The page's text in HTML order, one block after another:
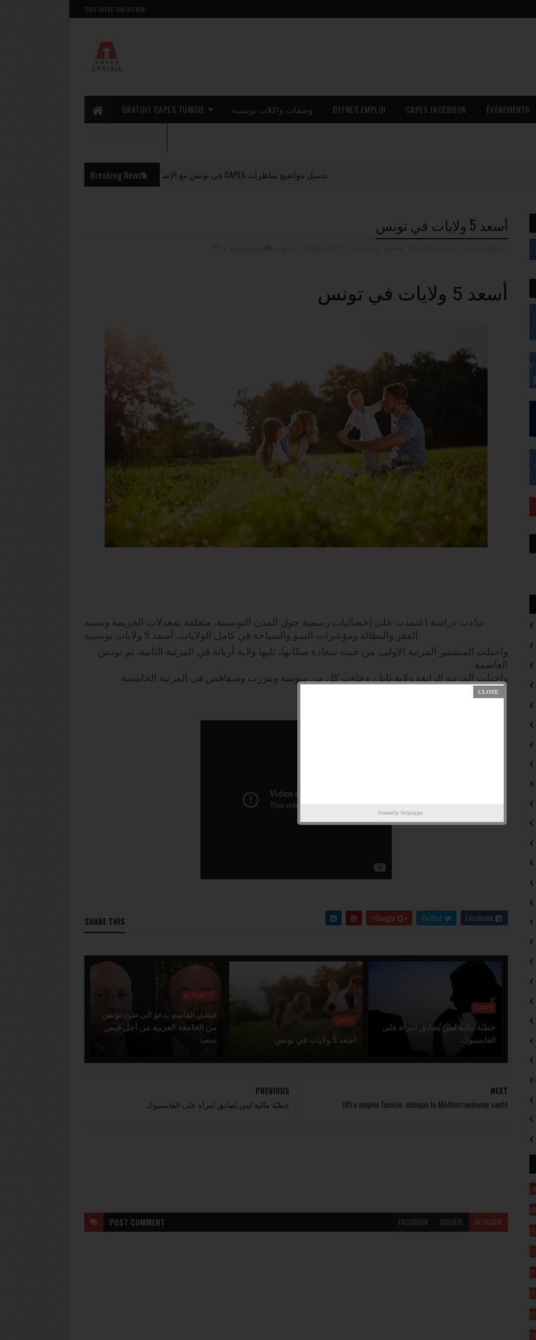
TOUS CAPES TUNISIE DOC
GRATUIT CAPES TUNISIE وصفات واكلات تونسية OFFRES EMPLOI CAPES FACEBOOK ÉVÉNEMENTS
Breaking News تحميل مواضيع مناظرات CAPES في تونس مع الإصلاح PDF (جميع المواد)
أسعد 5 ولايات في تونس
أسعد 5 ولايات في تونس
حدّدت دراسة اعتمدت على إحصائيات رسمية حول المدن التونسية، متعلقة بمعدلات الجريمة ونسبة
الفقر والبطالة ومؤشرات النمو والسياحة في كامل الولايات، أسعد 5 ولايات تونسية.
واحتلت المنستير المرتبة الاولى، من حيث سعادة سكانها، تليها ولاية أريانة في المرتبة الثانية، ثم تونس
العاصمة.
واحتلت المرتبة الرابعة ولاية نابل، وجاءت كل من سوسة وبنزرت وصفاقس في المرتبة الخامسة.
SHARE THIS
ACTUALITÉ
فيصل القاسم يدعو الى طرد تونس
من الجامعة العربية من أجل قيس
سعيد
CAPES
أسعد 5 ولايات في تونس
CAPES
خطيّة مالية لمن يُضايق امرأة على
الفايسبوك
NEXT
Offre emploi Tunisie: clinique la Méditerranéenne santé
PREVIOUS
خطيّة مالية لمن يُضايق امرأة على الفايسبوك
POST COMMENT BLOGGER
DISQUS
FACEBOOK
Powered by Helplogger
(1)
(1)